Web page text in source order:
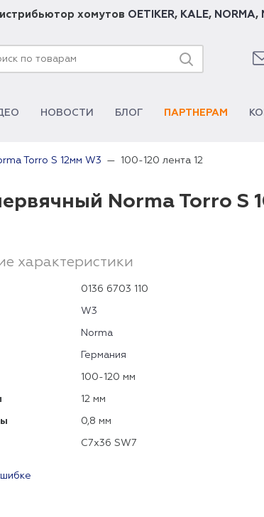
хомутов OETIKER, KALE, NORMA,
НОВОСТИ БЛОГ ПАРТНЕРАМ
Torro S 12мм W3 100-120 лента 12
Norma Torro S
характеристики
0136 6703 110
W3
Norma
Германия
100-120 мм
12 мм
0,8 мм
C7x36 SW7